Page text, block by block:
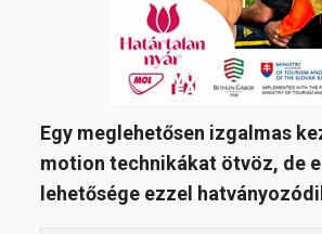
Egy meglehetősen izgalmas
motion technikákat ötvöz, de
lehetősége ezzel